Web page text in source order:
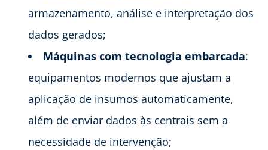
armazenamento, análise e interpretação dos
dados gerados;
Máquinas com tecnologia embarcada:
equipamentos modernos que ajustam a
aplicação de insumos automaticamente,
além de enviar dados às centrais sem a
necessidade de intervenção;